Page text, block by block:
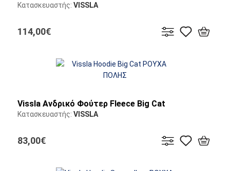
Κατασκευαστής: VISSLA
114,00€
Vissla Ανδρικό Φούτερ Fleece Big Cat
Κατασκευαστής: VISSLA
83,00€